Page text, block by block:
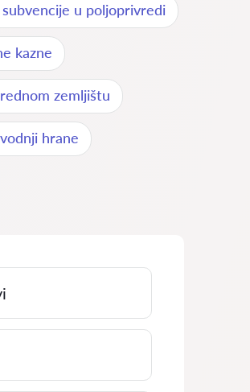
u poljoprivredi
kazne
zemljištu
hrane